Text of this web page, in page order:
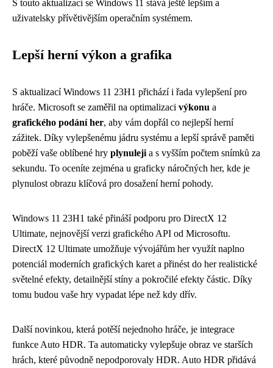
S touto aktualizací se Windows 11 stává ještě lepším a
uživatelsky přívětivějším operačním systémem.
Lepší herní výkon a grafika
S aktualizací Windows 11 23H1 přichází i řada vylepšení pro
hráče. Microsoft se zaměřil na optimalizaci výkonu a
grafického podání her, aby vám dopřál co nejlepší herní
zážitek. Díky vylepšenému jádru systému a lepší správě paměti
poběží vaše oblíbené hry plynuleji a s vyšším počtem snímků za
sekundu. To oceníte zejména u graficky náročných her, kde je
plynulost obrazu klíčová pro dosažení herní pohody.
Windows 11 23H1 také přináší podporu pro DirectX 12
Ultimate, nejnovější verzi grafického API od Microsoftu.
DirectX 12 Ultimate umožňuje vývojářům her využít naplno
potenciál moderních grafických karet a přinést do her realistické
světelné efekty, detailnější stíny a pokročilé efekty částic. Díky
tomu budou vaše hry vypadat lépe než kdy dřív.
Další novinkou, která potěší nejednoho hráče, je integrace
funkce Auto HDR. Ta automaticky vylepšuje obraz ve starších
hrách, které původně nepodporovaly HDR. Auto HDR přidává